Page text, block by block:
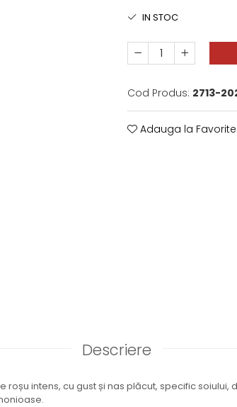
IN STOC
Cod Produs: 2713-
Adauga la Favorite
Descriere
roșu intens, cu gust și nas plăcut, specific